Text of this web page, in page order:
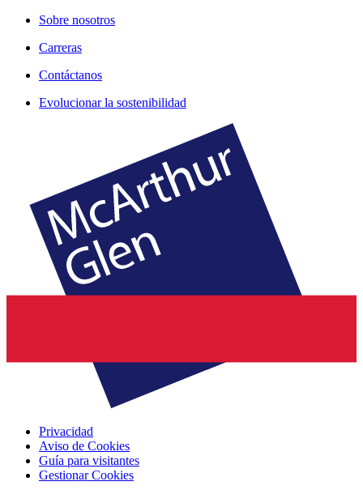
Sobre nosotros
Carreras
Contáctanos
Evolucionar la sostenibilidad
Privacidad
Aviso de Cookies
Guía para visitantes
Gestionar Cookies